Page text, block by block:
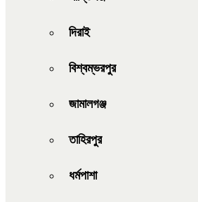
দিরাই
বিশ্বম্ভরপুর
জামালগঞ্জ
তাহিরপুর
ধর্মপাশা